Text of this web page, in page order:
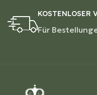
KOSTENLOSER
Für